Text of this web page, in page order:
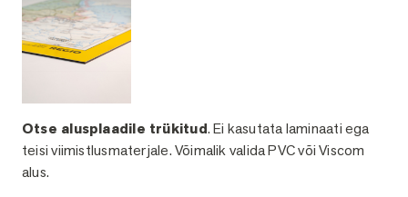
Otse alusplaadile trükitud. Ei kasutata laminaati ega
teisi viimistlusmaterjale. Võimalik valida PVC või Viscom
alus.